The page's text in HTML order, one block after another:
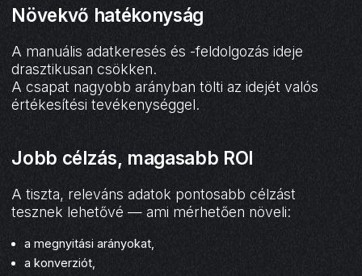
Növekvő hatékonyság
A manuális adatkeresés és -feldolgozás ideje
drasztikusan csökken.
A csapat nagyobb arányban tölti az idejét valós
értékesítési tevékenységgel.
Jobb célzás, magasabb ROI
A tiszta, releváns adatok pontosabb célzást
tesznek lehetővé — ami mérhetően növeli:
a megnyitási arányokat,
a konverziót,